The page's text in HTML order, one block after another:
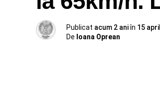
Publicat acum 2 aniîn 15
De Ioana Oprean